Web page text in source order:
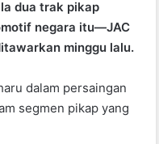
dua trak pikap
negara itu—JAC
minggu lalu.
dalam persaingan
segmen pikap yang